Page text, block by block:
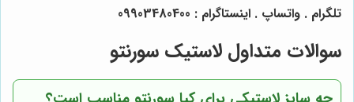
تلگرام . واتساپ . اینستاگرام : 09903480400
سوالات متداول لاستیک سورنتو